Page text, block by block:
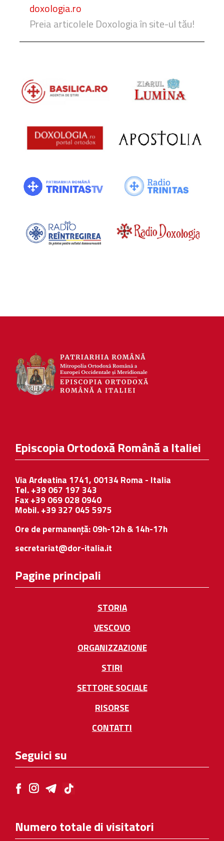
doxologia.ro
Preia articolele Doxologia în site-ul tău!
Episcopia Ortodoxă Română a Italiei
Via Ardeatina 1741, 00134 Roma - Italia
Tel. +39 067 197 343
Fax +39 069 028 0940
Mobil. +39 327 045 5975
Ore de permanență: 09h-12h & 14h-17h
secretariat@dor-italia.it
Pagine principali
STORIA
VESCOVO
ORGANIZZAZIONE
STIRI
SETTORE SOCIALE
RISORSE
CONTATTI
Seguici su
Numero totale di visitatori